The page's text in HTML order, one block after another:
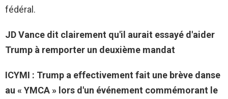
fédéral.
JD Vance dit clairement qu'il aurait essayé d'aider
Trump à remporter un deuxième mandat
ICYMI : Trump a effectivement fait une brève danse
au « YMCA » lors d'un événement commémorant le